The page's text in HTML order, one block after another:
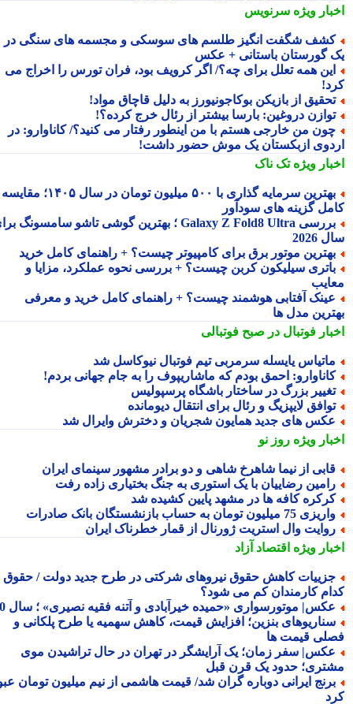
ویژهسرنویس
شگفت انگیز طلسم های سوسکی و مجسمه های سنگی در
گورستان باستانی + عکس
همه تعلل برای چه؟/ اگر کرویف بود، فران تورس را اخراج می
از بازیکن بوکاجونیورز به دلیل قاچاق مواد!
دروغین: بارسا بیشتر از رئال خرج کرده؟!
من خارجی هستم با من اینطور رفتار می کنید؟/ کاناوارو: در
ازبکستان یک موش حضور داشت!
ویژهتک ناک
بهترین سرمایه گذاری با ۵۰۰ میلیون تومان در سال ۱۴۰۵؛ مقایسه
گزینه های سودآور
بررسی Galaxy Z Fold8 Ultra ؛ بهترین گوشی تاشو سامسونگ برای
2026
موتور برق برای کامپیوتر چیست؟ + راهنمای کامل خرید
سیلیکون کربن چیست؟ + بررسی نحوه عملکرد، مزایا و
آفتابی هوشمند چیست؟ + راهنمای کامل خرید و معرفی
مدل ها
فوتبال در صبح فوتبالی
یایسله سرمربی تیم فوتبال نیوکاسل شد
احمق بودم که ماشاریپوف را به جام جهانی بردم!
بزرگ در ساختار باشگاه پرسپولیس
لایپزیگ و رئال برای انتقال دیومانده
های جدید همایون شجریان و دخترش وایرال شد
ویژهروز نو
از نیما شاهرخ شاهی و دو برادر مشهور سینمای ایران
رضاییان با یک استوری به جنگ بختیاری زاده رفت
کافه ها در مشهد پایین کشیده شد
75 میلیون تومان به حساب بازنشستگان بانک صادرات
وال استریت ژورنال از قمار خطرناک ایران
ویژهاقتصاد آزاد
کاهش حقوق نیروهای شرکتی در طرح جدید دولت / حقوق
کارمندان کم می شود؟
موتورسواری «حمیده خیرآبادی و آتنه فقیه نصیری» ؛ سال 70
بنزین؛ افزایش قیمت، کاهش سهمیه یا طرح پلکانی و
قیمت ها
سفر زمان؛ یک آرایشگر در تهران در حال تراشیدن موی
حدود یک قرن قبل
ایرانی دوباره گران شد/ قیمت هاشمی از نیم میلیون تومان عبور